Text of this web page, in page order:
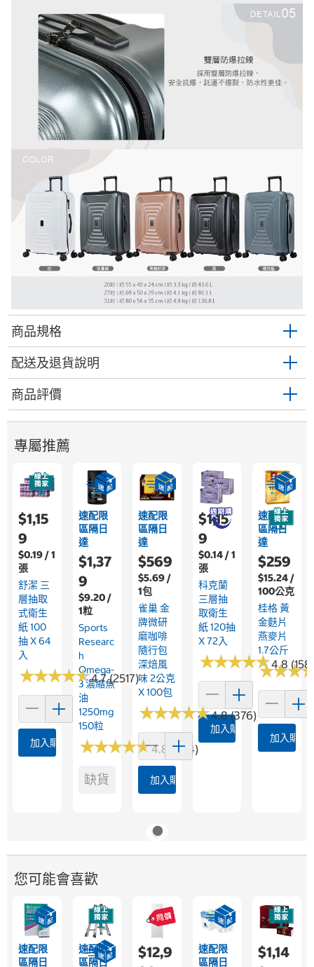
商品規格
配送及退貨說明
商品評價
專屬推薦
$1,15
9
$0.19 / 1
張
舒潔 三
層抽取
式衛生
紙 100
抽 X 64
入
★★★★★
★★★★★4.7 (2517)
加入購物車
速配限
區隔日
達
$1,37
9
$9.20 /
1粒
Sports
Researc
H
Omega-
3 濃縮魚
油
1250mg
150粒
★★★★★
★★★★★4.8 (364)
缺貨
速配限
區隔日
達
$569
$5.69 /
1包
雀巢 金
牌微研
磨咖啡
隨行包
深焙風
味 2公克
X 100包
★★★★★
★★★★★4.8 (376)
加入購物車
$1,15
9
$0.14 / 1
張
科克蘭
三層抽
取衛生
紙 120抽
X 72入
★★★★★
★★★★★4.8
加入購物車
速配限
區隔日
達
$259
$15.24 /
100公克
桂格 黃
金麩片
燕麥片
1.7公斤
★★★
★★★
加入購物
您可能會喜歡
速配限
區隔日
速配限
區隔日
$12,9
速配限
區隔日
$1,14